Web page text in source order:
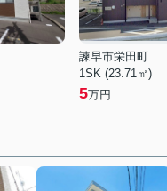
諫早市栄田町
1SK (23.71㎡)
5万円